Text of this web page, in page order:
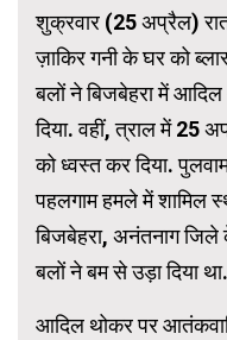
शुक्रवार (25 अप्रैल) रात
ज़ाकिर गनी के घर को
बलों ने बिजबेहरा में
दिया. वहीं, त्राल में 25
को ध्वस्त कर दिया.
पहलगाम हमले में शामिल
बिजबेहरा, अनंतनाग जिले
बलों ने बम से उड़ा दिया था.
आदिल थोकर पर